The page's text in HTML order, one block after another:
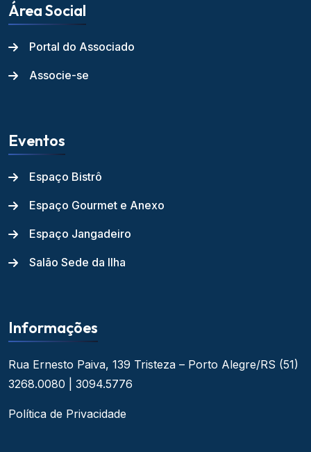
Área Social
Portal do Associado
Associe-se
Eventos
Espaço Bistrô
Espaço Gourmet e Anexo
Espaço Jangadeiro
Salão Sede da Ilha
Informações
Rua Ernesto Paiva, 139 Tristeza – Porto Alegre/RS (51)
3268.0080 | 3094.5776
Política de Privacidade